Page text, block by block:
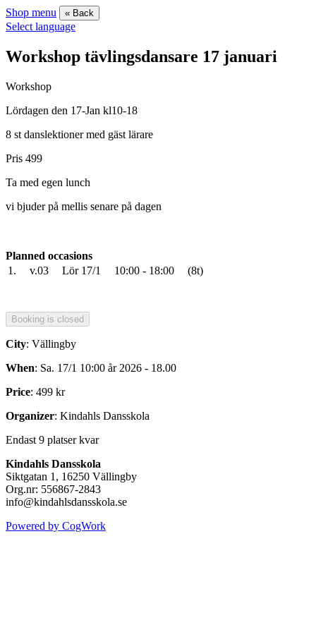
Shop menu « Back
Select language
Workshop tävlingsdansare 17 januari
Workshop
Lördagen den 17-Jan kl10-18
8 st danslektioner med gäst lärare
Pris 499
Ta med egen lunch
vi bjuder på mellis senare på dagen
Planned occasions
1.
v.03 Lör 17/1 10:00 - 18:00 (8t)
City: Vällingby
When: Sa. 17/1 10:00 år 2026 - 18.00
Price: 499 kr
Organizer: Kindahls Dansskola
Endast 9 platser kvar
Kindahls Dansskola
Siktgatan 1, 16250 Vällingby
Org.nr: 556867-2843
info@kindahlsdansskola.se
Powered by CogWork